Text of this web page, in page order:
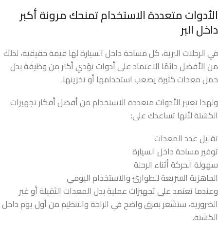
الأدوات متعددة الاستخدام تمنحك مرونة أكبر
داخل البر
في الرحلات البرية، كل مساحة داخل السيارة لها قيمة حقيقية، لذلك
من الأفضل دائمًا الاعتماد على أدوات تؤدي أكثر من وظيفة بدل
حمل معدات كثيرة يصعب استخدامها أو تخزينها.
ولهذا تعتبر الأدوات متعددة الاستخدام من أفضل أفكار تجهيزات
الكشتة لأنها تساعدك على:
تقليل عدد المعدات
توفير مساحة داخل السيارة
سهولة الحركة أثناء الرحلة
الجاهزية السريعة للطوارئ والاستخدام اليومي
وعندما تعتمد على تجهيزات عملية بدل المعدات الثقيلة أو غير
الضرورية، ستشعر بفرق واضح في الراحة والتنظيم من أول يوم داخل
الكشتة.